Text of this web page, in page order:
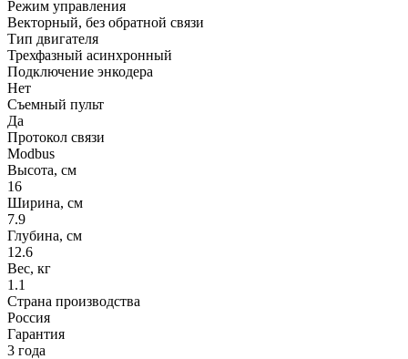
Режим управления
Векторный, без обратной связи
Тип двигателя
Трехфазный асинхронный
Подключение энкодера
Нет
Съемный пульт
Да
Протокол связи
Modbus
Высота, см
16
Ширина, см
7.9
Глубина, см
12.6
Вес, кг
1.1
Страна производства
Россия
Гарантия
3 года